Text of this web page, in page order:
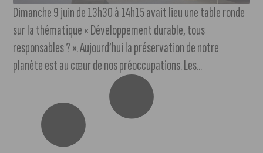
Dimanche 9 juin de 13h30 à 14h15 avait lieu une table ronde
sur la thématique « Développement durable, tous
responsables ? ». Aujourd’hui la préservation de notre
planète est au cœur de nos préoccupations. Les...